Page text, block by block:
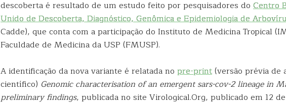
descoberta é resultado de um estudo feito por pesquisadores do Centro
Unido de Descoberta, Diagnóstico, Genômica e Epidemiologia de
Cadde), que conta com a participação do Instituto de Medicina Tropical
Faculdade de Medicina da USP (FMUSP).
A identificação da nova variante é relatada no pre-print(versão prévia de
científico) Genomic characterisation of an emergent sars-cov-2 lineage in
preliminary findings, publicada no site Virological.Org, publicado em 12